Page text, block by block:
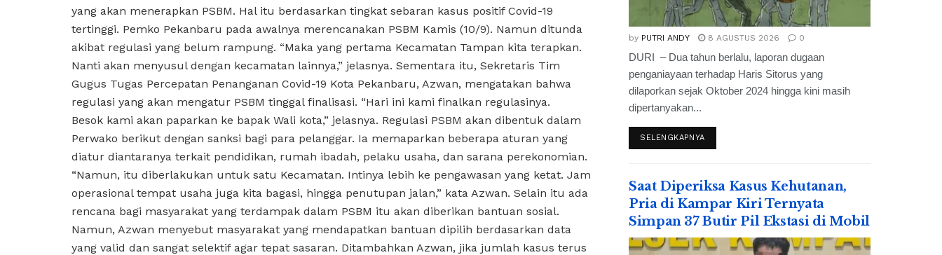
yang akan menerapkan PSBM. Hal itu berdasarkan tingkat sebaran kasus positif Covid-19
tertinggi. Pemko Pekanbaru pada awalnya merencanakan PSBM Kamis (10/9). Namun ditunda
akibat regulasi yang belum rampung. “Maka yang pertama Kecamatan Tampan kita terapkan.
Nanti akan menyusul dengan kecamatan lainnya,” jelasnya. Sementara itu, Sekretaris Tim
Gugus Tugas Percepatan Penanganan Covid-19 Kota Pekanbaru, Azwan, mengatakan bahwa
regulasi yang akan mengatur PSBM tinggal finalisasi. “Hari ini kami finalkan regulasinya.
Besok kami akan paparkan ke bapak Wali kota,” jelasnya. Regulasi PSBM akan dibentuk dalam
Perwako berikut dengan sanksi bagi para pelanggar. Ia memaparkan beberapa aturan yang
diatur diantaranya terkait pendidikan, rumah ibadah, pelaku usaha, dan sarana perekonomian.
“Namun, itu diberlakukan untuk satu Kecamatan. Intinya lebih ke pengawasan yang ketat. Jam
operasional tempat usaha juga kita bagasi, hingga penutupan jalan,” kata Azwan. Selain itu ada
rencana bagi masyarakat yang terdampak dalam PSBM itu akan diberikan bantuan sosial.
Namun, Azwan menyebut masyarakat yang mendapatkan bantuan dipilih berdasarkan data
yang valid dan sangat selektif agar tepat sasaran. Ditambahkan Azwan, jika jumlah kasus terus
by PUTRI ANDY 8 AGUSTUS 2026 0
DURI – Dua tahun berlalu, laporan dugaan
penganiayaan terhadap Haris Sitorus yang
dilaporkan sejak Oktober 2024 hingga kini masih
dipertanyakan...
SELENGKAPNYA
Saat Diperiksa Kasus Kehutanan,
Pria di Kampar Kiri Ternyata
Simpan 37 Butir Pil Ekstasi di Mobil